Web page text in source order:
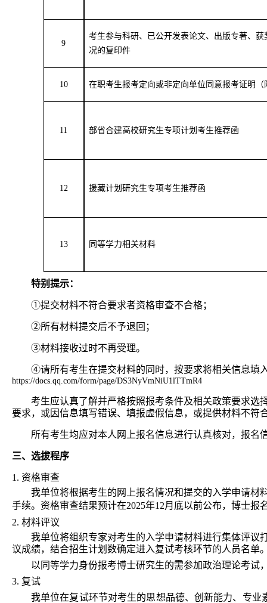
9
考生参与科研、已公开发表论文、出版专著、获
况的复印件
10 在职考生报考定向或非定向单位同意报考证明（
11 部省合建高校研究生专项计划考生推荐函
12 援藏计划研究生专项考生推荐函
13 同等学力相关材料
特别提示：
①提交材料不符合要求者资格审查不合格；
②所有材料提交后不予退回；
③材料接收过时不再受理。
④请所有考生在提交材料的同时，按要求将相关信息填
https://docs.qq.com/form/page/DS3NyVmNiU1lTTmR4
考生应认真了解并严格按照报考条件及相关政策要求选
要求，或因信息填写错误、填报虚假信息，或提供材料不
所有考生均应对本人网上报名信息进行认真核对，报
三、 选拔程序
1. 资格审查
我单位将根据考生的网上报名情况和提交的入学申请材
手续。资格审查结果预计在2025年12月底以前公布，博士报
2. 材料评议
我单位将组织专家对考生的入学申请材料进行集体评议
议成绩，结合招生计划数确定进入复试考核环节的人员名单
以同等学力身份报考博士研究生的需参加政治理论考
3. 复试
我单位在复试环节对考生的思想品德、创新能力、专